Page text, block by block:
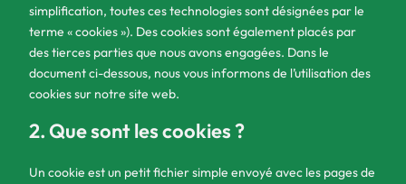
simplification, toutes ces technologies sont désignées par le
terme « cookies »). Des cookies sont également placés par
des tierces parties que nous avons engagées. Dans le
document ci-dessous, nous vous informons de l’utilisation des
cookies sur notre site web.
2. Que sont les cookies ?
Un cookie est un petit fichier simple envoyé avec les pages de